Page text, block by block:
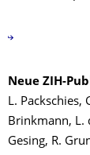
Neue ZIH-
L. Packschies,
Brinkmann, L.
Gesing, R.